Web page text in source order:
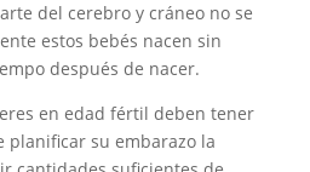
del cerebro y cráneo no se
estos bebés nacen sin
después de nacer.
en edad fértil deben tener
planificar su embarazo la